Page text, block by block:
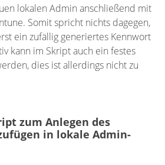
lokalen Admin anschließend mit
Somit spricht nichts dagegen,
ein zufällig generiertes Kennwort
kann im Skript auch ein festes
dies ist allerdings nicht zu
zum Anlegen des
in lokale Admin-